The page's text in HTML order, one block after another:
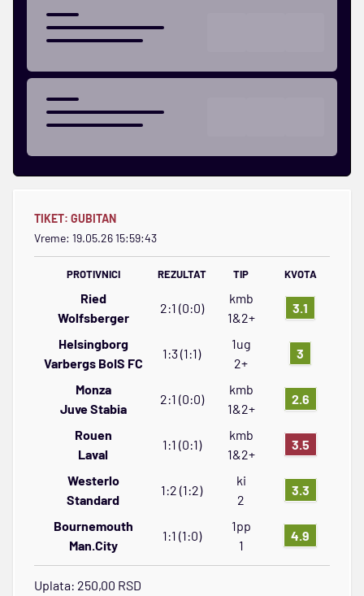
TIKET: GUBITAN
Vreme: 19.05.26 15:59:43
PROTIVNICI REZULTAT TIP KVOTA
Ried
Wolfsberger
2:1 (0:0)
kmb
1&2+
3.1
Helsingborg
Varbergs BoIS FC
1:3 (1:1)
1ug
2+
3
Monza
Juve Stabia
2:1 (0:0)
kmb
1&2+
2.6
Rouen
Laval
1:1 (0:1)
kmb
1&2+
3.5
Westerlo
Standard
1:2 (1:2)
ki
2
3.3
Bournemouth
Man.City
1:1 (1:0)
1pp
1
4.9
Uplata: 250,00 RSD